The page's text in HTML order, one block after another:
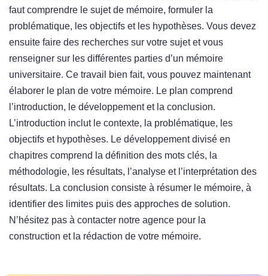
faut comprendre le sujet de mémoire, formuler la
problématique, les objectifs et les hypothèses. Vous devez
ensuite faire des recherches sur votre sujet et vous
renseigner sur les différentes parties d’un mémoire
universitaire. Ce travail bien fait, vous pouvez maintenant
élaborer le plan de votre mémoire. Le plan comprend
l’introduction, le développement et la conclusion.
L’introduction inclut le contexte, la problématique, les
objectifs et hypothèses. Le développement divisé en
chapitres comprend la définition des mots clés, la
méthodologie, les résultats, l’analyse et l’interprétation des
résultats. La conclusion consiste à résumer le mémoire, à
identifier des limites puis des approches de solution.
N’hésitez pas à contacter notre agence pour la
construction et la rédaction de votre mémoire.